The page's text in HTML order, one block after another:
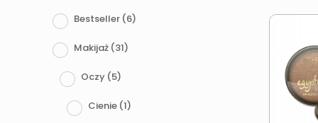
Bestseller (6)
Makijaż (31)
Oczy (5)
Cienie (1)